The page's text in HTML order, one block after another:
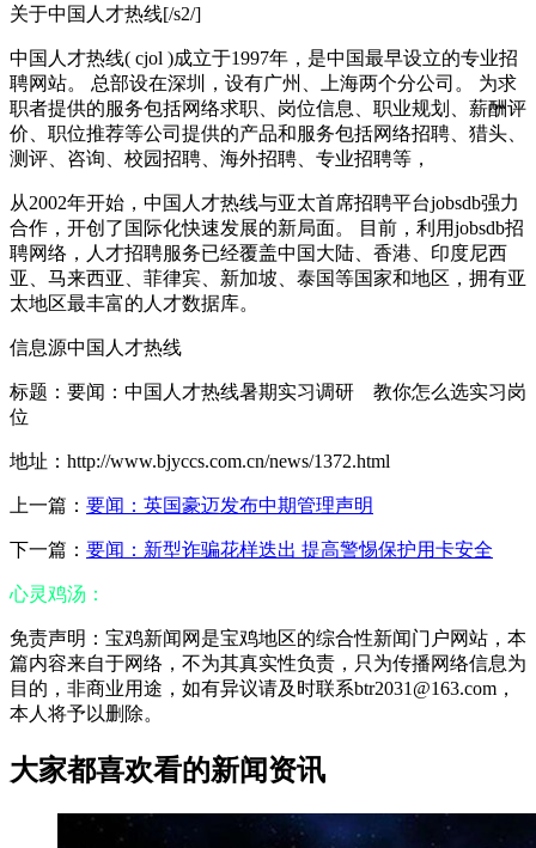
关于中国人才热线[/s2/]
中国人才热线( cjol )成立于1997年，是中国最早设立的专业招
聘网站。 总部设在深圳，设有广州、上海两个分公司。 为求
职者提供的服务包括网络求职、岗位信息、职业规划、薪酬评
价、职位推荐等公司提供的产品和服务包括网络招聘、猎头、
测评、咨询、校园招聘、海外招聘、专业招聘等，
从2002年开始，中国人才热线与亚太首席招聘平台jobsdb强力
合作，开创了国际化快速发展的新局面。 目前，利用jobsdb招
聘网络，人才招聘服务已经覆盖中国大陆、香港、印度尼西
亚、马来西亚、菲律宾、新加坡、泰国等国家和地区，拥有亚
太地区最丰富的人才数据库。
信息源中国人才热线
标题：要闻：中国人才热线暑期实习调研 教你怎么选实习岗
位
地址：http://www.bjyccs.com.cn/news/1372.html
上一篇： 要闻：英国豪迈发布中期管理声明
下一篇： 要闻：新型诈骗花样迭出 提高警惕保护用卡安全
心灵鸡汤：
免责声明：宝鸡新闻网是宝鸡地区的综合性新闻门户网站，本
篇内容来自于网络，不为其真实性负责，只为传播网络信息为
目的，非商业用途，如有异议请及时联系btr2031@163.com，
本人将予以删除。
大家都喜欢看的新闻资讯